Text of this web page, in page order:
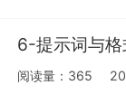
6-提示词与格
阅读量：365